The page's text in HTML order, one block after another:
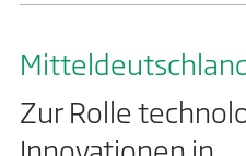
Zur Rolle